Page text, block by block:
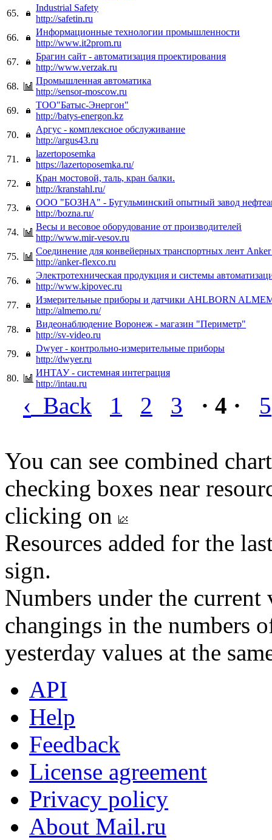
65.
Industrial Safety
http://safetin.ru
66.
Информационные технологии промышленности
http://www.it2prom.ru
67.
Брагин сайт - автоматизация проектирования
http://www.verzak.ru
68.
Промышленная автоматика
http://sensor-moscow.ru
69.
ТОО"Батыс-Энергон"
http://batys-energon.kz
70.
Аргус - комплексное обслуживание
http://argus43.ru
71.
lazertoposemka
https://lazertoposemka.ru/
72.
Кран мостовой, таль, кран балки.
http://kranstahl.ru/
73.
ООО "БОЗНА" - Бугульминский опытный завод
http://bozna.ru/
74.
Весы и весовое оборудование от производителей
http://www.mir-vesov.ru
75.
Соединение для конвейерных транспортных лент
http://anker-flexco.ru
76.
Электротехническая продукция и системы
http://www.kipovec.ru
77.
Измерительные приборы и датчики AHLBORN
http://almemo.ru/
78.
Видеонаблюдение Воронеж - магазин "Периметр"
http://sv-video.ru
79.
Dwyer - контрольно-измерительные приборы
http://dwyer.ru
80.
ИНТАУ - системная интеграция
http://intau.ru
‹ Back 1 2 3 · 4 · 5
You can see combined
checking boxes near
clicking on
Resources added for the
sign.
Numbers under the
changings in the numbers
yesterday values at the
API
Help
Feedback
License agreement
Privacy policy
About Mail.ru